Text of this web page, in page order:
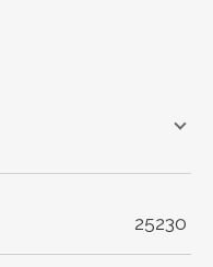
TRAD_ZEPHYR_Valeurs
25230